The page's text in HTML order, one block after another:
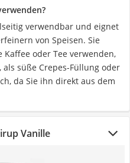
verwendbar und eignet
von Speisen. Sie
oder Tee verwenden,
süße Crepes-Füllung oder
da Sie ihn direkt aus dem
Vanille